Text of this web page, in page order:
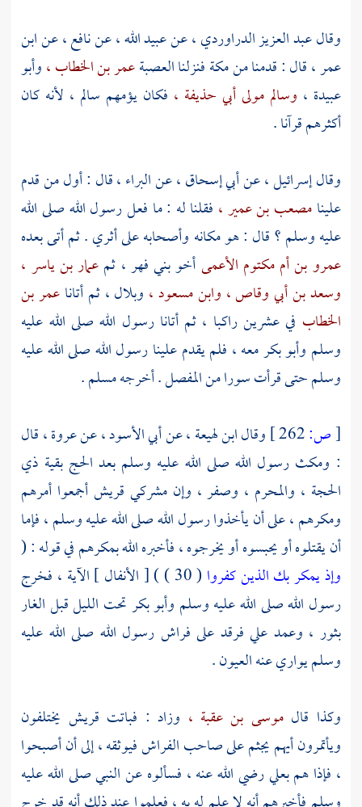
وقالعبد العزيز الدراوردي ،عنعبيد الله ،عننافع ،عنابن
عمر ،قال : قدمنا منمكةفنزلنا العصبةعمر بن الخطاب ،وأبو
عبيدة ، وسالم مولى أبي حذيفة ، فكان يؤمهم سالم ، لأنه كان
أكثرهم قرآنا .
وقالإسرائيل ،عنأبي إسحاق ،عنالبراء ،قال : أول من قدم
علينامصعب بن عمير ، فقلنا له : ما فعل رسول الله صلى الله
عليه وسلم ؟ قال : هو مكانه وأصحابه على أثري . ثم أتى بعده
عمرو بن أم مكتوم الأعمىأخوبني فهر ، ثمعمار بن ياسر ،
وسعد بن أبي وقاص ، وابن مسعود ، وبلال ،ثم أتاناعمر بن
الخطاب في عشرين راكبا ، ثم أتانا رسول الله صلى الله عليه
وسلم وأبو بكرمعه ، فلم يقدم علينا رسول الله صلى الله عليه
وسلم حتى قرأت سورا من المفصل . أخرجه مسلم .
[ص: وقالابن لهيعة ،عنأبي الأسود ،عنعروة ،قال
: ومكث رسول الله صلى الله عليه وسلم بعد الحج بقية ذي
الحجة ، والمحرم ، وصفر ، وإن مشركي قريشأجمعوا أمرهم
ومكرهم ، على أن يأخذوا رسول الله صلى الله عليه وسلم ، فإما
أن يقتلوه أو يحبسوه أو يخرجوه ، فأخبره الله بمكرهم في قوله : (
وإذ يمكر بك الذين كفروا
( 30 ) ) [ الأنفال ] الآية ، فخرج
رسول الله صلى الله عليه وسلم وأبو بكرتحت الليل قبل الغار
بثور ، وعمد علي فرقد على فراش رسول الله صلى الله عليه
وسلم يواري عنه العيون .
وكذا قالموسى بن عقبة ، وزاد : فباتت قريش يختلفون
ويأتمرون أيهم يجثم على صاحب الفراش فيوثقه ، إلى أن أصبحوا
، فإذا همبعليرضي الله عنه ، فسألوه عن النبي صلى الله عليه